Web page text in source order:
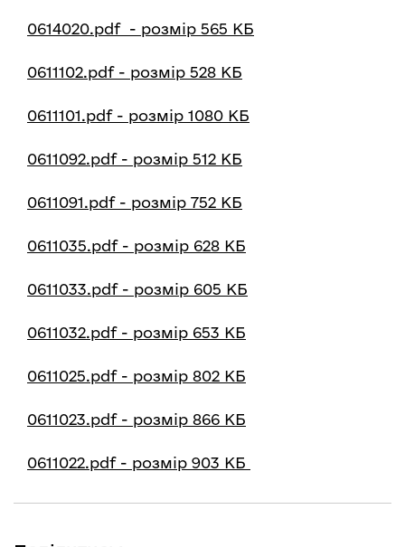
0614020.pdf - розмір 565 КБ
0611102.pdf - розмір 528 КБ
0611101.pdf - розмір 1080 КБ
0611092.pdf - розмір 512 КБ
0611091.pdf - розмір 752 КБ
0611035.pdf - розмір 628 КБ
0611033.pdf - розмір 605 КБ
0611032.pdf - розмір 653 КБ
0611025.pdf - розмір 802 КБ
0611023.pdf - розмір 866 КБ
0611022.pdf - розмір 903 КБ